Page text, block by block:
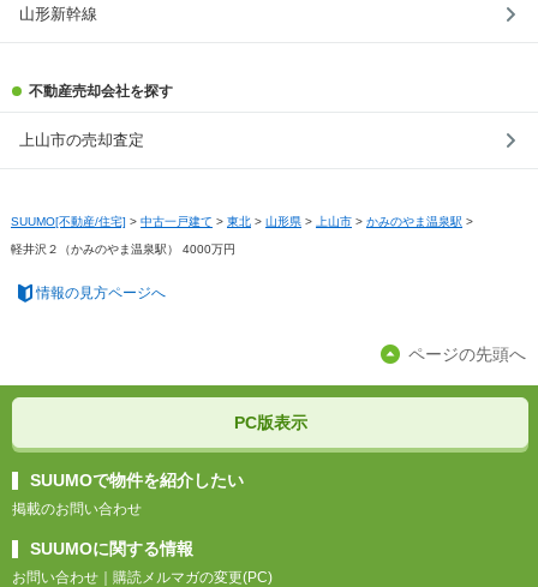
山形新幹線
不動産売却会社を探す
上山市の売却査定
SUUMO[不動産/住宅] > 中古一戸建て > 東北 > 山形県 > 上山市 > かみのやま温泉駅 >
軽井沢２（かみのやま温泉駅） 4000万円
情報の見方ページへ
ページの先頭へ
PC版表示
SUUMOで物件を紹介したい
掲載のお問い合わせ
SUUMOに関する情報
お問い合わせ 購読メルマガの変更(PC)